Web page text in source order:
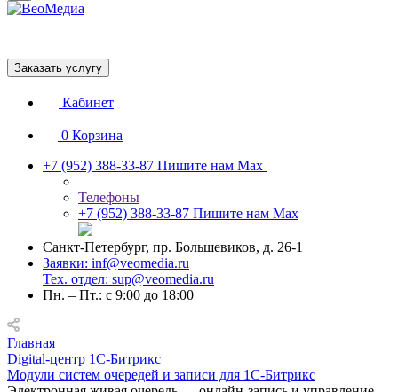
Заказать услугу
Кабинет
0 Корзина
+7 (952) 388-33-87 Пишите нам Max
Телефоны
+7 (952) 388-33-87 Пишите нам Max
Санкт-Петербург, пр. Большевиков, д. 26-1
Заявки: inf@veomedia.ru
Тех. отдел: sup@veomedia.ru
Пн. – Пт.: с 9:00 до 18:00
Главная
Digital‑центр 1С‑Битрикс
Модули систем очередей и записи для 1С-Битрикс